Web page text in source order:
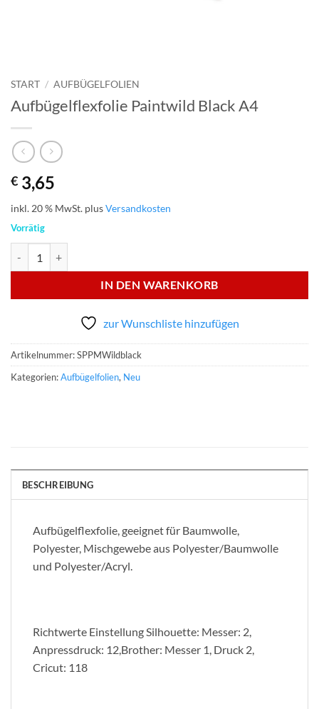
START / AUFBÜGELFOLIEN
Aufbügelflexfolie Paintwild Black A4
€ 3,65
inkl. 20 % MwSt. plusVersandkosten
Vorrätig
IN DEN WARENKORB
zur Wunschliste hinzufügen
Artikelnummer:SPPMWildblack
Kategorien:Aufbügelfolien, Neu
BESCHREIBUNG
Aufbügelflexfolie, geeignet für Baumwolle,
Polyester, Mischgewebe aus Polyester/Baumwolle
und Polyester/Acryl.
Richtwerte Einstellung Silhouette: Messer: 2,
Anpressdruck: 12,Brother: Messer 1, Druck 2,
Cricut: 118